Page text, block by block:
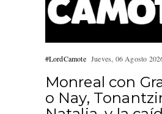
#LordCamote Jueves, 06 Agosto
Monreal con
o Nay,